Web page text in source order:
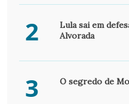
2
Lula sai em
Alvorada
3 O segredo de